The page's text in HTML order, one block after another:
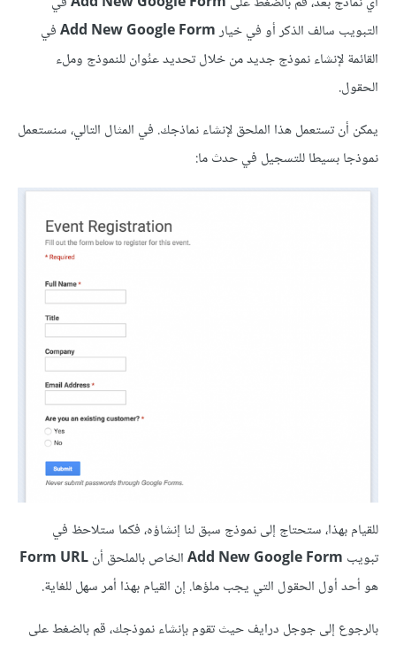
التبويب سالف الذكر أو في خيارAdd New Google Formفي
القائمة لإنشاء نموذج جديد من خلال تحديد عنُوان للنموذج وملء
الحقول.
يمكن أن تستعمل هذا الملحق لإنشاء نماذجك. في المثال التالي، سنستعمل
نموذجا بسيطا للتسجيل في حدث ما:
للقيام بهذا، ستحتاج إلى نموذج سبق لنا إنشاؤه، فكما ستلاحظ في
تبويب Add New Google Formالخاص بالملحق أنForm URL
هو أحد أول الحقول التي يجب ملؤها. إن القيام بهذا أمر سهل للغاية.
بالرجوع إلى جوجل درايف حيث تقوم بإنشاء نموذجك، قم بالضغط على